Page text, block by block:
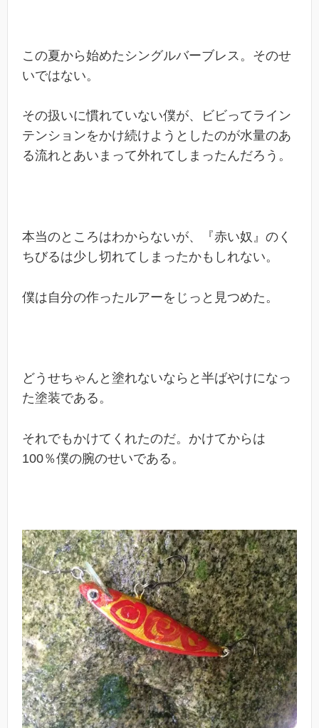
この夏から始めたシングルバーブレス。そのせ
いではない。
その扱いに慣れていない僕が、ビビってライン
テンションをかけ続けようとしたのが水量のあ
る流れとあいまって外れてしまったんだろう。
本当のところはわからないが、『赤い奴』のく
ちびるは少し切れてしまったかもしれない。
僕は自分の作ったルアーをじっと見つめた。
どうせちゃんと塗れないならと半ばやけになっ
た塗装である。
それでもかけてくれたのだ。かけてからは
100％僕の腕のせいである。